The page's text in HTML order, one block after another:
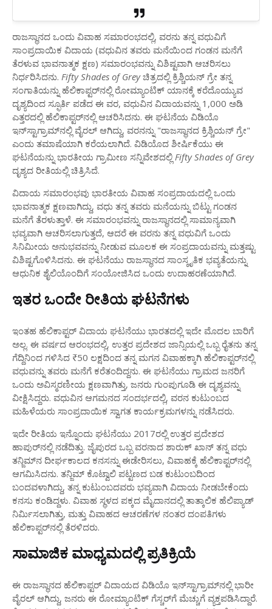
ರಾಜಸ್ಥಾನದ ಒಂದು ವಿವಾಹ ಸಮಾರಂಭದಲ್ಲಿ, ವರನು ತನ್ನ ವಧುವಿಗೆ
ಸಾಂಪ್ರದಾಯಿಕ ವಿದಾಯ (ವಧುವಿನ ತವರು ಮನೆಯಿಂದ ಗಂಡನ ಮನೆಗೆ
ತೆರಳುವ ಭಾವನಾತ್ಮಕ ಕ್ಷಣ) ಸಮಾರಂಭವನ್ನು ವಿಶಿಷ್ಟವಾಗಿ ಆಚರಿಸಲು
ನಿರ್ಧರಿಸಿದನು. Fifty Shades of Greyಚಿತ್ರದಲ್ಲಿ ಕ್ರಿಶ್ಚಿಯನ್ ಗ್ರೇ ತನ್ನ
ಸಂಗಾತಿಯನ್ನು ಹೆಲಿಕಾಪ್ಟರ್‌ನಲ್ಲಿ ರೋಮ್ಯಾಂಟಿಕ್ ಯಾನಕ್ಕೆ ಕರೆದೊಯ್ಯುವ
ದೃಶ್ಯದಿಂದ ಸ್ಫೂರ್ತಿ ಪಡೆದ ಈ ವರ, ವಧುವಿನ ವಿದಾಯವನ್ನು 1,000 ಅಡಿ
ಎತ್ತರದಲ್ಲಿ ಹೆಲಿಕಾಪ್ಟರ್‌ನಲ್ಲಿ ಆಚರಿಸಿದನು. ಈ ಘಟನೆಯ ವಿಡಿಯೊ
ಇನ್‌ಸ್ಟಾಗ್ರಾಮ್‌ನಲ್ಲಿ ವೈರಲ್ ಆಗಿದ್ದು, ವರನನ್ನು "ರಾಜಸ್ಥಾನದ ಕ್ರಿಶ್ಚಿಯನ್ ಗ್ರೇ"
ಎಂದು ತಮಾಷೆಯಾಗಿ ಕರೆಯಲಾಗಿದೆ. ವಿಡಿಯೊದ ಶೀರ್ಷಿಕೆಯು ಈ
ಘಟನೆಯನ್ನು ಭಾರತೀಯ ಗ್ರಾಮೀಣ ಸನ್ನಿವೇಶದಲ್ಲಿ Fifty Shades of Grey
ದೃಶ್ಯದ ರೀತಿಯಲ್ಲಿ ಚಿತ್ರಿಸಿದೆ.
ವಿದಾಯ ಸಮಾರಂಭವು ಭಾರತೀಯ ವಿವಾಹ ಸಂಪ್ರದಾಯದಲ್ಲಿ ಒಂದು
ಭಾವನಾತ್ಮಕ ಕ್ಷಣವಾಗಿದ್ದು, ವಧು ತನ್ನ ತವರು ಮನೆಯನ್ನು ಬಿಟ್ಟು ಗಂಡನ
ಮನೆಗೆ ತೆರಳುತ್ತಾಳೆ. ಈ ಸಮಾರಂಭವನ್ನು ರಾಜಸ್ಥಾನದಲ್ಲಿ ಸಾಮಾನ್ಯವಾಗಿ
ಭವ್ಯವಾಗಿ ಆಚರಿಸಲಾಗುತ್ತದೆ, ಆದರೆ ಈ ವರನು ತನ್ನ ವಧುವಿಗೆ ಒಂದು
ಸಿನಿಮೀಯ ಅನುಭವವನ್ನು ನೀಡುವ ಮೂಲಕ ಈ ಸಂಪ್ರದಾಯವನ್ನು ಮತ್ತಷ್ಟು
ವಿಶಿಷ್ಟಗೊಳಿಸಿದನು. ಈ ಘಟನೆಯು ರಾಜಸ್ಥಾನದ ಸಾಂಸ್ಕೃತಿಕ ಭವ್ಯತೆಯನ್ನು
ಆಧುನಿಕ ಶೈಲಿಯೊಂದಿಗೆ ಸಂಯೋಜಿಸಿದ ಒಂದು ಉದಾಹರಣೆಯಾಗಿದೆ.
ಇತರ ಒಂದೇ ರೀತಿಯ ಘಟನೆಗಳು
ಇಂತಹ ಹೆಲಿಕಾಪ್ಟರ್ ವಿದಾಯ ಘಟನೆಯು ಭಾರತದಲ್ಲಿ ಇದೇ ಮೊದಲ ಬಾರಿಗೆ
ಅಲ್ಲ. ಈ ವರ್ಷದ ಆರಂಭದಲ್ಲಿ, ಉತ್ತರ ಪ್ರದೇಶದ ಜಾನ್ಸಿಯಲ್ಲಿ ಒಬ್ಬ ರೈತನು ತನ್ನ
ಗೆದ್ದಿನಿಂದ ಗಳಿಸಿದ ₹50 ಲಕ್ಷದಿಂದ ತನ್ನ ಮಗನ ವಿವಾಹಕ್ಕಾಗಿ ಹೆಲಿಕಾಪ್ಟರ್‌ನಲ್ಲಿ
ವಧುವನ್ನು ತವರು ಮನೆಗೆ ಕರೆತಂದಿದ್ದನು. ಈ ಘಟನೆಯು ಗ್ರಾಮದ ಜನರಿಗೆ
ಒಂದು ಅವಿಸ್ಮರಣೀಯ ಕ್ಷಣವಾಗಿತ್ತು, ಜನರು ಗುಂಪುಗೂಡಿ ಈ ದೃಶ್ಯವನ್ನು
ವೀಕ್ಷಿಸಿದ್ದರು. ವಧುವಿನ ಆಗಮನದ ಸಂದರ್ಭದಲ್ಲಿ, ವರನ ಕುಟುಂಬದ
ಮಹಿಳೆಯರು ಸಾಂಪ್ರದಾಯಿಕ ಸ್ವಾಗತ ಕಾರ್ಯಕ್ರಮಗಳನ್ನು ನಡೆಸಿದರು.
ಇದೇ ರೀತಿಯ ಇನ್ನೊಂದು ಘಟನೆಯು 2017ರಲ್ಲಿ ಉತ್ತರ ಪ್ರದೇಶದ
ಹಾಪುರ್‌ನಲ್ಲಿ ನಡೆದಿತ್ತು. ಜೈಪುರದ ಒಬ್ಬ ವರನಾದ ಶಾರುಕ್ ಖಾನ್ ತನ್ನ ವಧು
ತನ್ಜಿಮ್‌ನ ದೀರ್ಘಕಾಲದ ಕನಸನ್ನು ಈಡೇರಿಸಲು, ವಿವಾಹಕ್ಕೆ ಹೆಲಿಕಾಪ್ಟರ್‌ನಲ್ಲಿ
ಆಗಮಿಸಿದನು. ತನ್ಜಿಮ್ ಕೊಟ್ವಾಲಿ ಪಟ್ಟಣದ ಬಡ ಕುಟುಂಬದಿಂದ
ಬಂದವಳಾಗಿದ್ದು, ತನ್ನ ಕುಟುಂಬದವರು ಭವ್ಯವಾಗಿ ವಿದಾಯ ನೀಡಬೇಕೆಂದು
ಕನಸು ಕಂಡಿದ್ದಳು. ವಿವಾಹ ಸ್ಥಳದ ಪಕ್ಕದ ಮೈದಾನದಲ್ಲಿ ತಾತ್ಕಾಲಿಕ ಹೆಲಿಪ್ಯಾಡ್
ನಿರ್ಮಿಸಲಾಗಿತ್ತು, ಮತ್ತು ವಿವಾಹದ ಆಚರಣೆಗಳ ನಂತರ ದಂಪತಿಗಳು
ಹೆಲಿಕಾಪ್ಟರ್‌ನಲ್ಲಿ ತೆರಳಿದರು.
ಸಾಮಾಜಿಕ ಮಾಧ್ಯಮದಲ್ಲಿ ಪ್ರತಿಕ್ರಿಯೆ
ಈ ರಾಜಸ್ಥಾನದ ಹೆಲಿಕಾಪ್ಟರ್ ವಿದಾಯದ ವಿಡಿಯೊ ಇನ್‌ಸ್ಟಾಗ್ರಾಮ್‌ನಲ್ಲಿ ಭಾರೀ
ವೈರಲ್ ಆಗಿದ್ದು, ಜನರು ಈ ರೋಮ್ಯಾಂಟಿಕ್ ಗೆಸ್ಚರ್‌ಗೆ ಮೆಚ್ಚುಗೆ ವ್ಯಕ್ತಪಡಿಸಿದ್ದಾರೆ.